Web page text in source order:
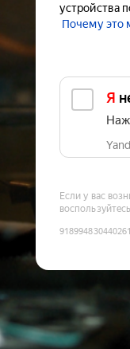
устройства
Почему это
Я
Если у вас
воспользуйтесь